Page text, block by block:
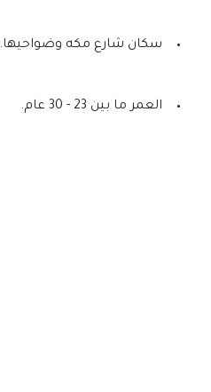
سكان شارع مكه وضواحيها.
العمر ما بين 23 - 30 عام.